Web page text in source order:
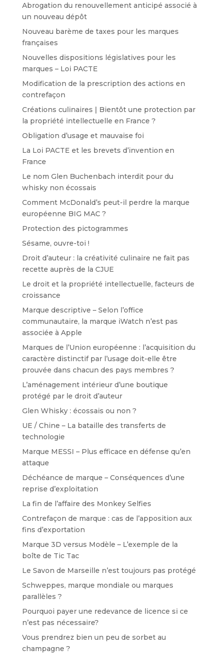
Abrogation du renouvellement anticipé associé à
un nouveau dépôt
Nouveau barème de taxes pour les marques
françaises
Nouvelles dispositions législatives pour les
marques – Loi PACTE
Modification de la prescription des actions en
contrefaçon
Créations culinaires | Bientôt une protection par
la propriété intellectuelle en France ?
Obligation d’usage et mauvaise foi
La Loi PACTE et les brevets d’invention en
France
Le nom Glen Buchenbach interdit pour du
whisky non écossais
Comment McDonald’s peut-il perdre la marque
européenne BIG MAC ?
Protection des pictogrammes
Sésame, ouvre-toi !
Droit d’auteur : la créativité culinaire ne fait pas
recette auprès de la CJUE
Le droit et la propriété intellectuelle, facteurs de
croissance
Marque descriptive – Selon l’office
communautaire, la marque iWatch n’est pas
associée à Apple
Marques de l’Union européenne : l’acquisition du
caractère distinctif par l’usage doit-elle être
prouvée dans chacun des pays membres ?
L’aménagement intérieur d’une boutique
protégé par le droit d’auteur
Glen Whisky : écossais ou non ?
UE / Chine – La bataille des transferts de
technologie
Marque MESSI – Plus efficace en défense qu’en
attaque
Déchéance de marque – Conséquences d’une
reprise d’exploitation
La fin de l’affaire des Monkey Selfies
Contrefaçon de marque : cas de l’apposition aux
fins d’exportation
Marque 3D versus Modèle – L’exemple de la
boîte de Tic Tac
Le Savon de Marseille n’est toujours pas protégé
Schweppes, marque mondiale ou marques
parallèles ?
Pourquoi payer une redevance de licence si ce
n’est pas nécessaire?
Vous prendrez bien un peu de sorbet au
champagne ?